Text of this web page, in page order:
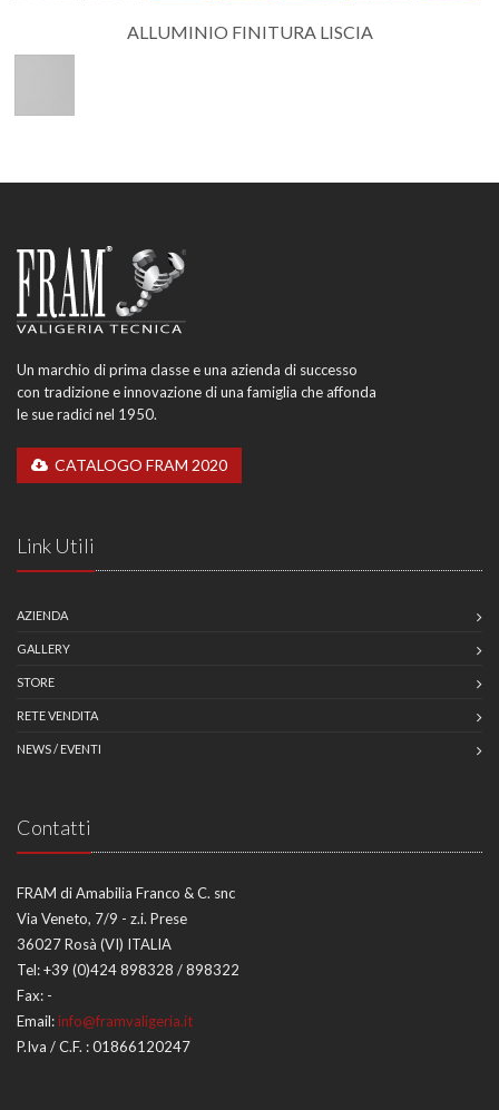
ALLUMINIO FINITURA LISCIA
Un marchio di prima classe e una azienda di successo
con tradizione e innovazione di una famiglia che affonda
le sue radici nel 1950.
CATALOGO FRAM 2020
Link Utili
AZIENDA
GALLERY
STORE
RETE VENDITA
NEWS / EVENTI
Contatti
FRAM di Amabilia Franco & C. snc
Via Veneto, 7/9 - z.i. Prese
36027 Rosà (VI) ITALIA
Tel:+39 (0)424 898328 / 898322
Fax: -
Email:info@framvaligeria.it
P.Iva / C.F. : 01866120247